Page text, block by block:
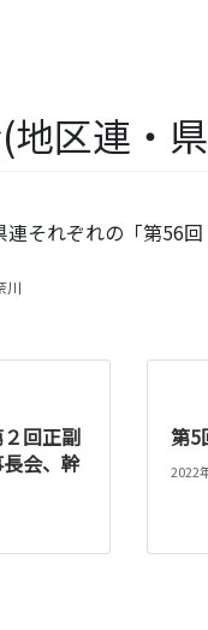
区連・
それぞれの「第56
川
回正副
会、幹
第5
2022